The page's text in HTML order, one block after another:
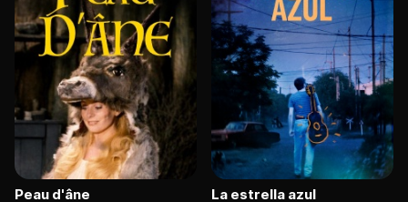
Peau d'âne La estrella azul